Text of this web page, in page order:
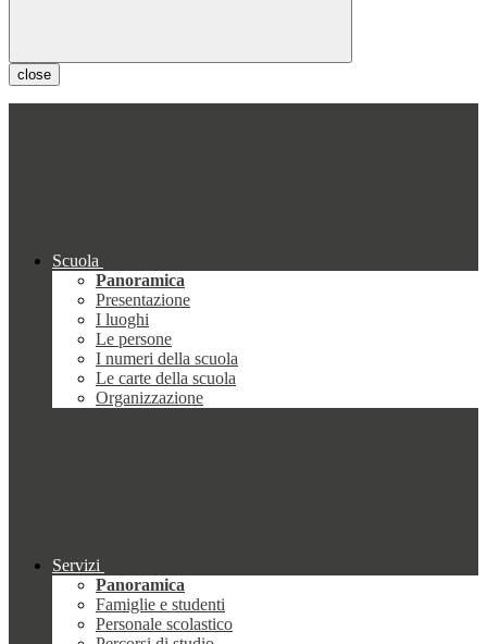
close
Scuola
Panoramica
Presentazione
I luoghi
Le persone
I numeri della scuola
Le carte della scuola
Organizzazione
Servizi
Panoramica
Famiglie e studenti
Personale scolastico